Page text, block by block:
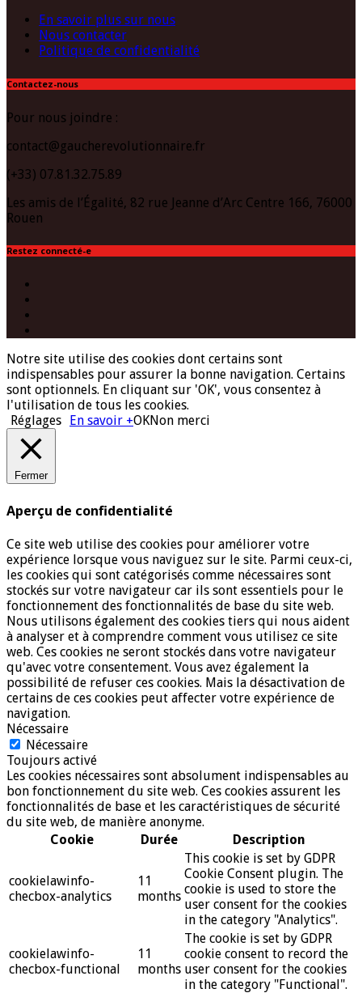
En savoir plus sur nous
Nous contacter
Politique de confidentialité
Contactez-nous
Pour nous joindre :
contact@gaucherevolutionnaire.fr
(+33) 07.81.32.75.89
Les amis de l’Égalité, 82 rue Jeanne d’Arc Centre 166, 76000
Rouen
Restez connecté-e
Notre site utilise des cookies dont certains sont
indispensables pour assurer la bonne navigation. Certains
sont optionnels. En cliquant sur 'OK', vous consentez à
l'utilisation de tous les cookies.
Réglages
En savoir +OKNon merci
Fermer
Aperçu de confidentialité
Ce site web utilise des cookies pour améliorer votre
expérience lorsque vous naviguez sur le site. Parmi ceux-ci,
les cookies qui sont catégorisés comme nécessaires sont
stockés sur votre navigateur car ils sont essentiels pour le
fonctionnement des fonctionnalités de base du site web.
Nous utilisons également des cookies tiers qui nous aident
à analyser et à comprendre comment vous utilisez ce site
web. Ces cookies ne seront stockés dans votre navigateur
qu'avec votre consentement. Vous avez également la
possibilité de refuser ces cookies. Mais la désactivation de
certains de ces cookies peut affecter votre expérience de
navigation.
Nécessaire
Nécessaire
Toujours activé
Les cookies nécessaires sont absolument indispensables au
bon fonctionnement du site web. Ces cookies assurent les
fonctionnalités de base et les caractéristiques de sécurité
du site web, de manière anonyme.
Cookie
Durée Description
cookielawinfo-
checbox-analytics
11
months
This cookie is set by GDPR
Cookie Consent plugin. The
cookie is used to store the
user consent for the cookies
in the category "Analytics".
cookielawinfo-
checbox-functional
11
months
The cookie is set by GDPR
cookie consent to record the
user consent for the cookies
in the category "Functional".